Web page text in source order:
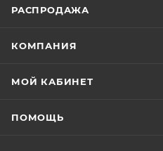
РАСПРОДАЖА
КОМПАНИЯ
МОЙ КАБИНЕТ
ПОМОЩЬ